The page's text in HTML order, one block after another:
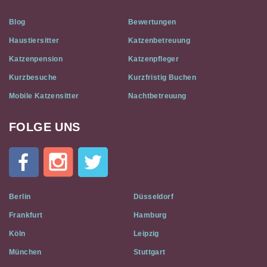
Blog Bewertungen
Haustiersitter Katzenbetreuung
Katzenpension Katzenpfleger
Kurzbesuche Kurzfristig Buchen
Mobile Katzensitter Nachtbetreuung
Cat
Flat
Social
Media
FOLGE UNS
Berlin Düsseldorf
Frankfurt Hamburg
Köln Leipzig
München Stuttgart